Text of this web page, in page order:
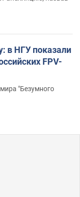
в НГУ показали
FPV-
"Безумного